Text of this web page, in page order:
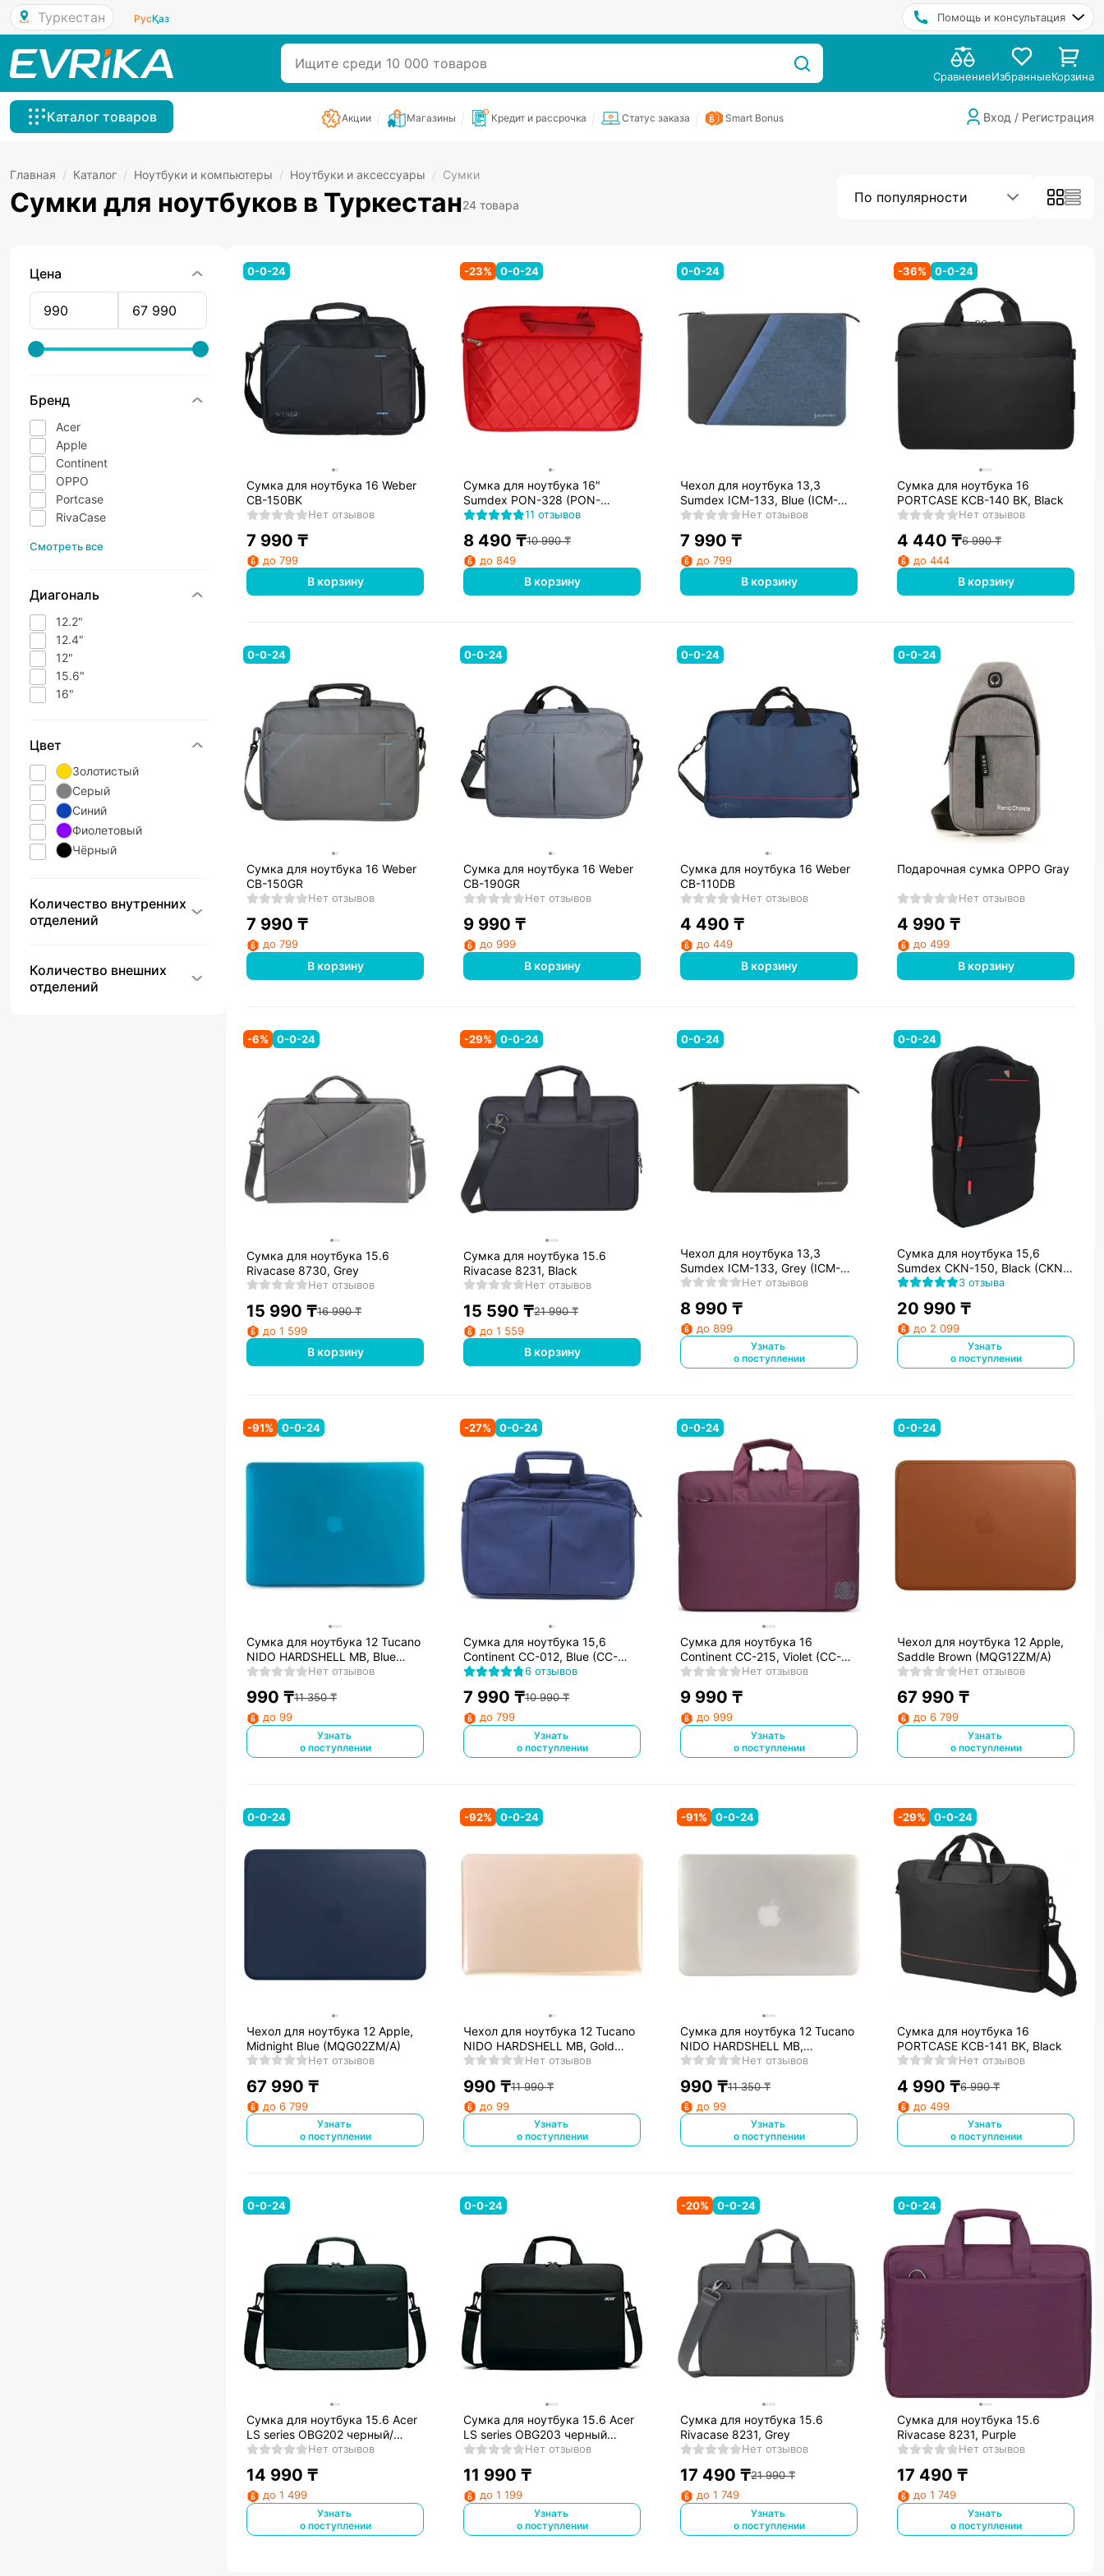
Туркестан РусҚаз Помощь и консультация
СравнениеИзбранныеКорзина
Каталог товаров Акции Магазины Кредит и рассрочка Статус заказа Smart Bonus Вход / Регистрация
Главная / Каталог / Ноутбуки и компьютеры / Ноутбуки и аксессуары / Сумки
Сумки для ноутбуков в Туркестан24 товара По популярности
Цена
Бренд
Acer
Apple
Continent
OPPO
Portcase
RivaCase
Смотреть все
Диагональ
12.2"
12.4"
12"
15.6"
16"
Цвет
Золотистый
Серый
Синий
Фиолетовый
Чёрный
Количество внутренних
отделений
Количество внешних
отделений
0-0-24
Сумка для ноутбука 16 Weber
CB-150BK
Нет отзывов
7 990 ₸
до 799
В корзину
-23% 0-0-24
Сумка для ноутбука 16"
Sumdex PON-328 (PON-
328RD)
11 отзывов
8 490 ₸10 990₸
до 849
В корзину
0-0-24
Чехол для ноутбука 13,3
Sumdex ICM-133, Blue (ICM-
133BU)
Нет отзывов
7 990 ₸
до 799
В корзину
-36% 0-0-24
Сумка для ноутбука 16
PORTCASE KCB-140 BK, Black
Нет отзывов
4 440 ₸6 990₸
до 444
В корзину
0-0-24
Сумка для ноутбука 16 Weber
CB-150GR
Нет отзывов
7 990 ₸
до 799
В корзину
0-0-24
Сумка для ноутбука 16 Weber
CB-190GR
Нет отзывов
9 990 ₸
до 999
В корзину
0-0-24
Сумка для ноутбука 16 Weber
CB-110DB
Нет отзывов
4 490 ₸
до 449
В корзину
0-0-24
Подарочная сумка OPPO Gray
Нет отзывов
4 990 ₸
до 499
В корзину
-6% 0-0-24
Сумка для ноутбука 15.6
Rivacase 8730, Grey
Нет отзывов
15 990 ₸16 990₸
до 1 599
В корзину
-29% 0-0-24
Сумка для ноутбука 15.6
Rivacase 8231, Black
Нет отзывов
15 590 ₸21 990₸
до 1 559
В корзину
0-0-24
Чехол для ноутбука 13,3
Sumdex ICM-133, Grey (ICM-
133GR)
Нет отзывов
8 990 ₸
до 899
Узнать
о поступлении
0-0-24
Сумка для ноутбука 15,6
Sumdex CKN-150, Black (CKN-
150BK)
3 отзыва
20 990 ₸
до 2 099
Узнать
о поступлении
-91% 0-0-24
Сумка для ноутбука 12 Tucano
NIDO HARDSHELL MB, Blue
(HSNI-MB12-Z)Нет отзывов
990 ₸11 350₸
до 99
Узнать
о поступлении
-27% 0-0-24
Сумка для ноутбука 15,6
Continent CC-012, Blue (CC-
012BU)
6 отзывов
7 990 ₸10 990₸
до 799
Узнать
о поступлении
0-0-24
Сумка для ноутбука 16
Continent CC-215, Violet (CC-
215PP)
Нет отзывов
9 990 ₸
до 999
Узнать
о поступлении
0-0-24
Чехол для ноутбука 12 Apple,
Saddle Brown (MQG12ZM/A)
Нет отзывов
67 990 ₸
до 6 799
Узнать
о поступлении
0-0-24
Чехол для ноутбука 12 Apple,
Midnight Blue (MQG02ZM/A)
Нет отзывов
67 990 ₸
до 6 799
Узнать
о поступлении
-92% 0-0-24
Чехол для ноутбука 12 Tucano
NIDO HARDSHELL MB, Gold
(HSNI-MB12-GO)Нет отзывов
990 ₸11 990₸
до 99
Узнать
о поступлении
-91% 0-0-24
Сумка для ноутбука 12 Tucano
NIDO HARDSHELL MB,
Transparent (HSNI-MB12-TR)
Нет отзывов
990 ₸11 350₸
до 99
Узнать
о поступлении
-29% 0-0-24
Сумка для ноутбука 16
PORTCASE KCB-141 BK, Black
Нет отзывов
4 990 ₸6 990₸
до 499
Узнать
о поступлении
0-0-24
Сумка для ноутбука 15.6 Acer
LS series OBG202 черный/
серый полиэстер
Нет отзывов
14 990 ₸
до 1 499
Узнать
о поступлении
0-0-24
Сумка для ноутбука 15.6 Acer
LS series OBG203 черный
полиэстер (ZL.BAGEE.003)
Нет отзывов
11 990 ₸
до 1 199
Узнать
о поступлении
-20% 0-0-24
Сумка для ноутбука 15.6
Rivacase 8231, Grey
Нет отзывов
17 490 ₸21 990₸
до 1 749
Узнать
о поступлении
0-0-24
Сумка для ноутбука 15.6
Rivacase 8231, Purple
Нет отзывов
17 490 ₸
до 1 749
Узнать
о поступлении